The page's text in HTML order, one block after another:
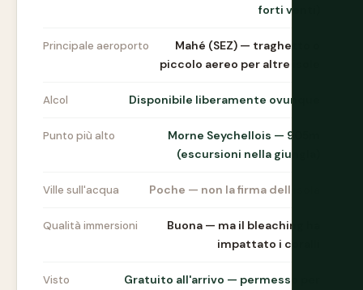
forti venti)
Principale aeroporto
Mahé (SEZ) — traghetto o
piccolo aereo per altre isole
Alcol Disponibile liberamente ovunque
Punto più alto
Morne Seychellois — 905m
(escursioni nella giungla)
Ville sull'acqua Poche — non la firma dell'isola
Qualità immersioni
Buona — ma il bleaching ha
impattato i coralli
Visto
Gratuito all'arrivo — permesso per